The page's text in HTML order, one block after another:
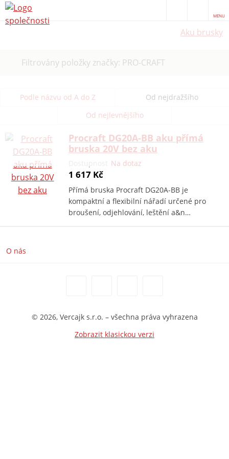
MENU
Aku brusky
Filtrovány položky značky: PRO-CRAFT
Podle názvu od A do Z
Od nejdražšího
Od nejlevnějšího
Procraft DG20A-BB aku přímá
bruska 20V bez aku
Na dotaz
1 617 Kč
Přímá bruska Procraft DG20A-BB je
kompaktní a flexibilní nářadí určené pro
broušení, odjehlování, leštění a&n…
O nás
© 2026, Vercajk s.r.o. – všechna práva vyhrazena
Zobrazit klasickou verzi